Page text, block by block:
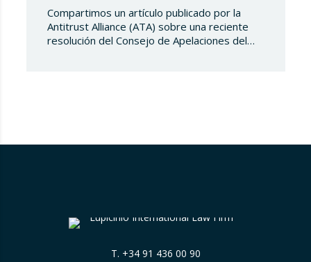
Compartimos un artículo publicado por la
Antitrust Alliance (ATA) sobre una reciente
resolución del Consejo de Apelaciones del
T. +34 91 436 00 90